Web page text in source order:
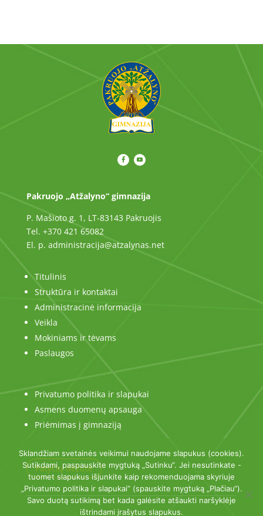
Pakruojo „Atžalyno“ gimnazija
P. Mašioto g. 1, LT-83143 Pakruojis
Tel. +370 421 65082
El. p. administracija@atzalynas.net
Titulinis
Struktūra ir kontaktai
Administracinė informacija
Veikla
Mokiniams ir tėvams
Paslaugos
Privatumo politika ir slapukai
Asmens duomenų apsauga
Priėmimas į gimnaziją
Patyčių dėžutė
Sklandžiam svetainės veikimui naudojame slapukus (cookies).
Sutikdami, paspauskite mygtuką „Sutinku“. Jei nesutinkate -
tuomet slapukus išjunkite kaip rekomenduojama skyriuje
„Privatumo politika ir slapukai“ (spauskite mygtuką „Plačiau“).
Savo duotą sutikimą bet kada galėsite atšaukti naršyklėje
ištrindami įrašytus slapukus.